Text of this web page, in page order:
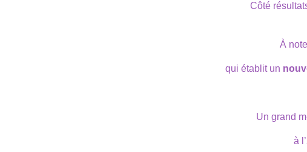
Côté
À
qui établit un
Un grand
à l’